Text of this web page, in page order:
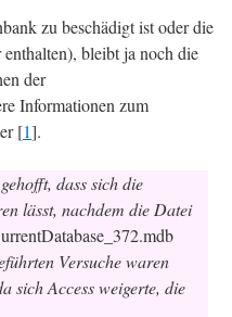
zu beschädigt ist oder die
bleibt ja noch die
der
Informationen zum
[1].
dass sich die
lässt, nachdem die Datei
Versuche waren
sich Access weigerte, die